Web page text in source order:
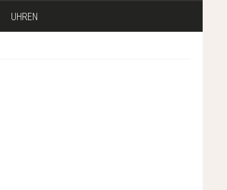
UHREN